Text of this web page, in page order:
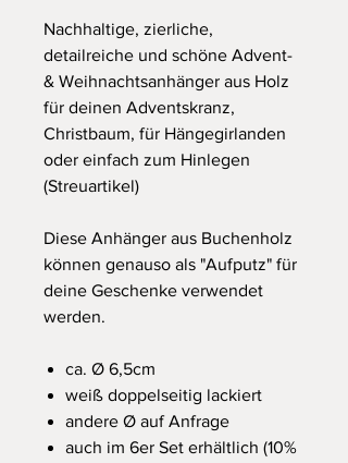
Nachhaltige, zierliche,
detailreiche und schöne Advent-
& Weihnachtsanhänger aus Holz
für deinen Adventskranz,
Christbaum, für Hängegirlanden
oder einfach zum Hinlegen
(Streuartikel)
Diese Anhänger aus Buchenholz
können genauso als "Aufputz" für
deine Geschenke verwendet
werden.
ca. Ø 6,5cm
weiß doppelseitig lackiert
andere Ø auf Anfrage
auch im 6er Set erhältlich (10%